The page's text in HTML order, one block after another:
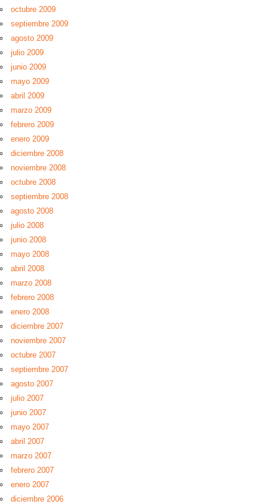
octubre 2009
septiembre 2009
agosto 2009
julio 2009
junio 2009
mayo 2009
abril 2009
marzo 2009
febrero 2009
enero 2009
diciembre 2008
noviembre 2008
octubre 2008
septiembre 2008
agosto 2008
julio 2008
junio 2008
mayo 2008
abril 2008
marzo 2008
febrero 2008
enero 2008
diciembre 2007
noviembre 2007
octubre 2007
septiembre 2007
agosto 2007
julio 2007
junio 2007
mayo 2007
abril 2007
marzo 2007
febrero 2007
enero 2007
diciembre 2006